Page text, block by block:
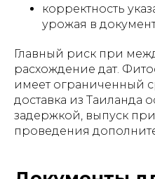
корректность
урожая в
Главный риск при
расхождение дат.
имеет ограниченный
доставка из Таиланда
задержкой, выпуск
проведения